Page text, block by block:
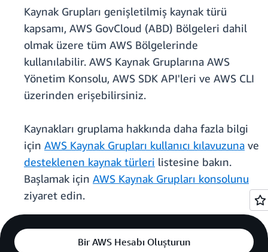
Kaynak Grupları genişletilmiş kaynak türü
kapsamı, AWS GovCloud (ABD) Bölgeleri dahil
olmak üzere tüm AWS Bölgelerinde
kullanılabilir. AWS Kaynak Gruplarına AWS
Yönetim Konsolu, AWS SDK API'leri ve AWS CLI
üzerinden erişebilirsiniz.
Kaynakları gruplama hakkında daha fazla bilgi
için AWS Kaynak Grupları kullanıcı kılavuzuna ve
desteklenen kaynak türleri listesine bakın.
Başlamak için AWS Kaynak Grupları konsolunu
ziyaret edin.
Bir AWS Hesabı Oluşturun